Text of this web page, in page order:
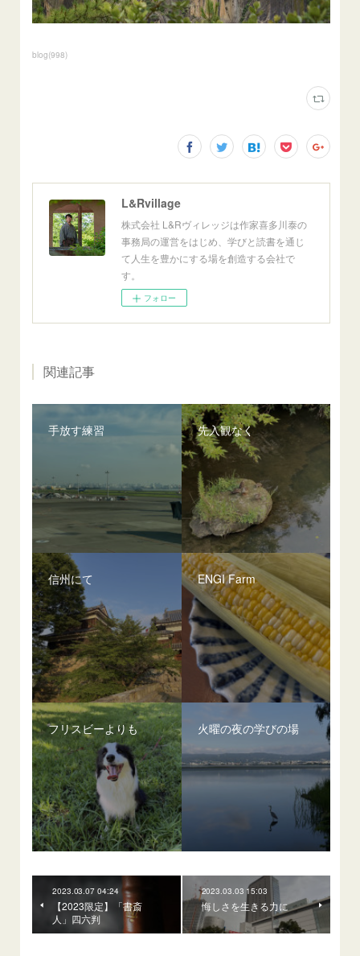
blog(998)
L&Rvillage
株式会社 L&Rヴィレッジは作家喜多川泰の
事務局の運営をはじめ、学びと読書を通じ
て人生を豊かにする場を創造する会社で
す。
フォロー
関連記事
手放す練習 先入観なく
信州にて ENGI Farm
フリスビーよりも 火曜の夜の学びの場
2023.03.07 04:24
【2023限定】「書斎
人」四六判
2023.03.03 15:03
悔しさを生きる力に